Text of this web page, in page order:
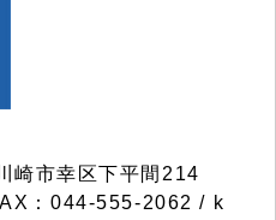
市幸区下平間214
：044-555-2062 / k